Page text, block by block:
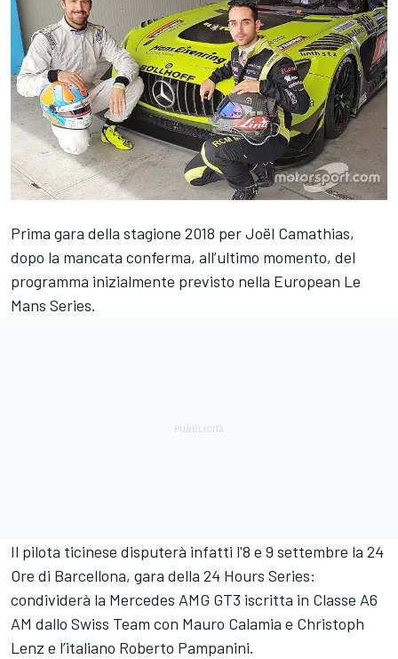
Prima gara della stagione 2018 perJoël Camathias,
dopo la mancata conferma, all’ultimo momento, del
programma inizialmente previsto nella European Le
Mans Series.
Il pilota ticinese disputerà infatti l'8 e 9 settembre la 24
Ore di Barcellona, gara della 24 Hours Series:
condividerà la Mercedes AMG GT3 iscritta in Classe A6
AM dallo Swiss Team con Mauro Calamia e Christoph
Lenz e l’italiano Roberto Pampanini.